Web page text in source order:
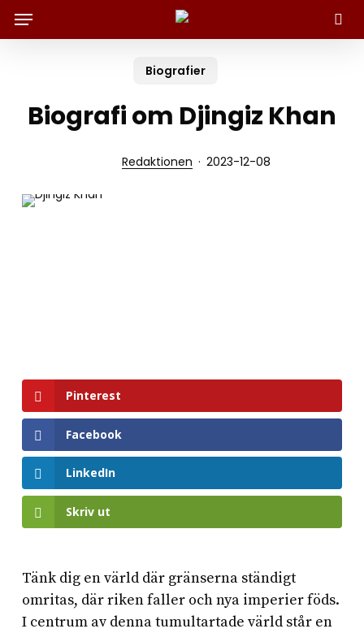
Sök
Menu
Biografier
Biografi om Djingiz Khan
Redaktionen 2023-12-08
Pinterest
Facebook
LinkedIn
Skriv ut
Tänk dig en värld där gränserna ständigt
omritas, där riken faller och nya imperier föds.
I centrum av denna tumultartade värld står en